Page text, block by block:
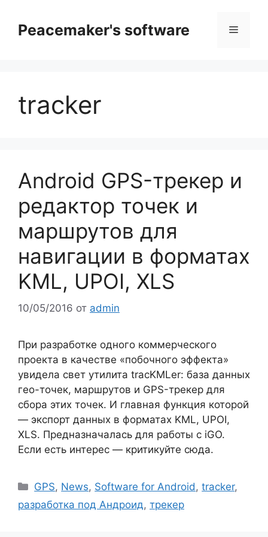
содержимому
Peacemaker's software Меню
tracker
Android GPS-трекер и
редактор точек и
маршрутов для
навигации в форматах
KML, UPOI, XLS
10/05/2016 от admin
При разработке одного коммерческого
проекта в качестве «побочного эффекта»
увидела свет утилита tracKMLer: база данных
гео-точек, маршрутов и GPS-трекер для
сбора этих точек. И главная функция которой
— экспорт данных в форматах KML, UPOI,
XLS. Предназначалась для работы с iGO.
Если есть интерес — критикуйте сюда.
Рубрики
GPS, News, Software for Android ,tracker,
разработка под Андроид, трекер